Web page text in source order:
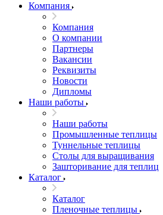
Компания
Компания
О компании
Партнеры
Вакансии
Реквизиты
Новости
Дипломы
Наши работы
Наши работы
Промышленные теплицы
Туннельные теплицы
Столы для выращивания
Зашторивание для теплиц
Каталог
Каталог
Пленочные теплицы